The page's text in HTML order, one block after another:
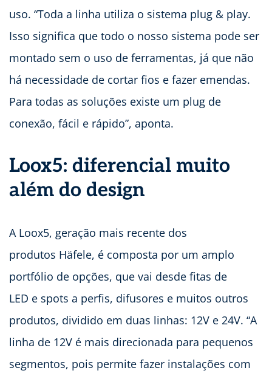
uso. “Toda a linha utiliza o sistema plug & play.
Isso significa que todo o nosso sistema pode ser
montado sem o uso de ferramentas, já que não
há necessidade de cortar fios e fazer emendas.
Para todas as soluções existe um plug de
conexão, fácil e rápido”, aponta.
Loox5: diferencial muito
além do design
A Loox5, geração mais recente dos
produtos Häfele, é composta por um amplo
portfólio de opções, que vai desde fitas de
LED e spots a perfis, difusores e muitos outros
produtos, dividido em duas linhas: 12V e 24V. “A
linha de 12V é mais direcionada para pequenos
segmentos, pois permite fazer instalações com